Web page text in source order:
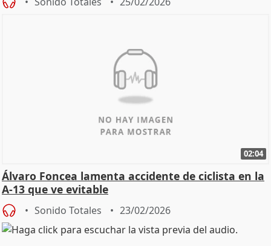
02:04
Álvaro Foncea lamenta accidente de ciclista en la
A-13 que ve evitable
Sonido Totales 23/02/2026